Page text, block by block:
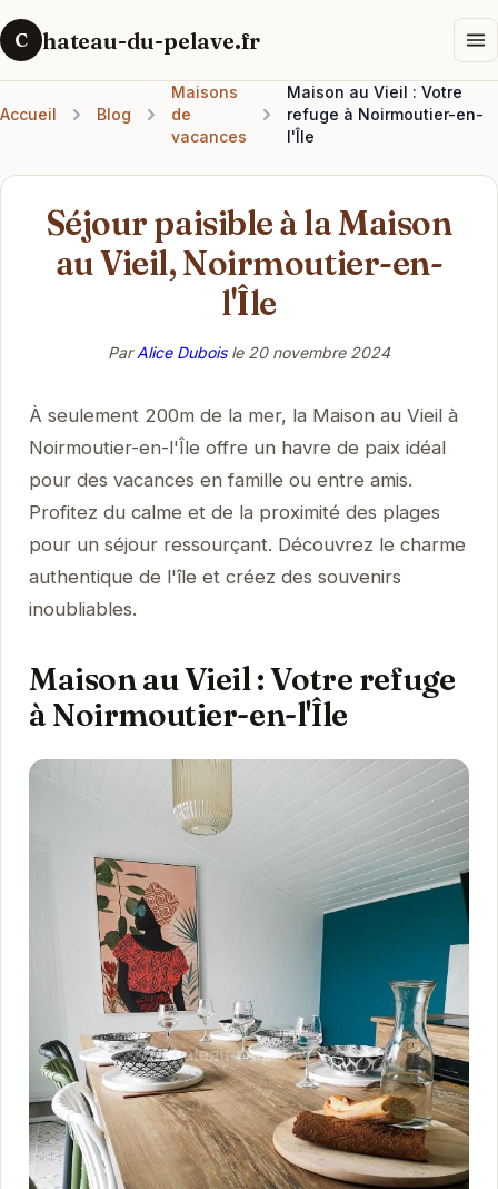
C hateau-du-pelave.fr
Accueil Blog
Maisons
de
vacances
Maison au Vieil : Votre
refuge à Noirmoutier-en-
l'Île
Séjour paisible à la Maison
au Vieil, Noirmoutier-en-
l'Île
ParAlice Duboisle 20 novembre 2024
À seulement 200m de la mer, la Maison au Vieil à
Noirmoutier-en-l'Île offre un havre de paix idéal
pour des vacances en famille ou entre amis.
Profitez du calme et de la proximité des plages
pour un séjour ressourçant. Découvrez le charme
authentique de l'île et créez des souvenirs
inoubliables.
Maison au Vieil : Votre refuge
à Noirmoutier-en-l'Île